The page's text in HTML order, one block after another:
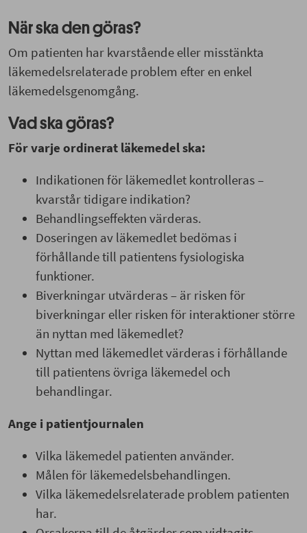
När ska den göras?
Om patienten har kvarstående eller misstänkta
läkemedelsrelaterade problem efter en enkel
läkemedelsgenomgång.
Vad ska göras?
För varje ordinerat läkemedel ska:
Indikationen för läkemedlet kontrolleras –
kvarstår tidigare indikation?
Behandlingseffekten värderas.
Doseringen av läkemedlet bedömas i
förhållande till patientens fysiologiska
funktioner.
Biverkningar utvärderas – är risken för
biverkningar eller risken för interaktioner större
än nyttan med läkemedlet?
Nyttan med läkemedlet värderas i förhållande
till patientens övriga läkemedel och
behandlingar.
Ange i patientjournalen
Vilka läkemedel patienten använder.
Målen för läkemedelsbehandlingen.
Vilka läkemedelsrelaterade problem patienten
har.